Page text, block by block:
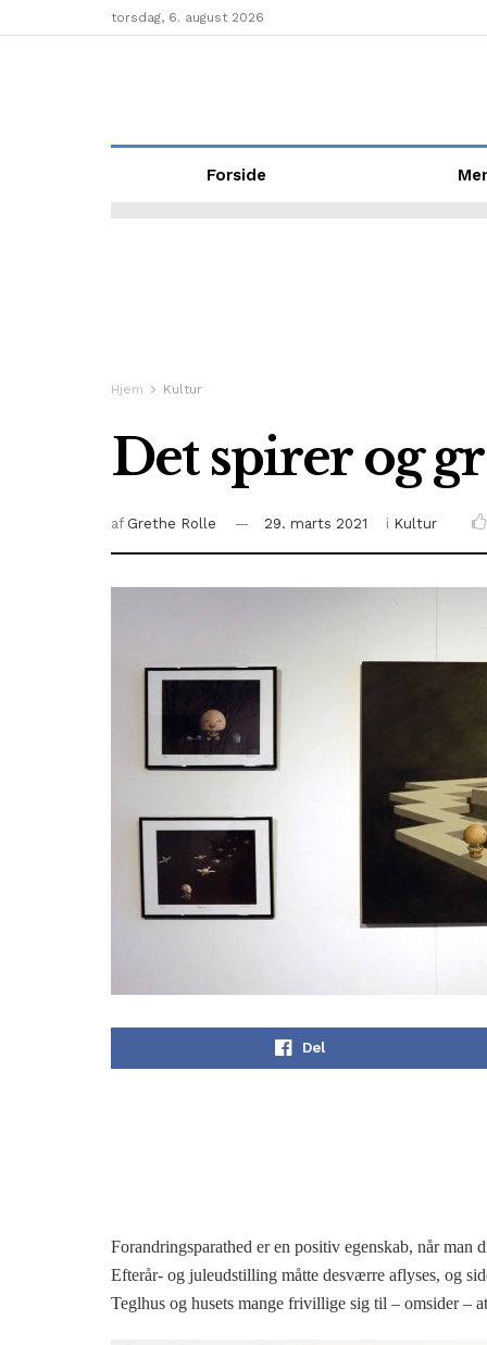
torsdag, 6. august 2026
Forside
Hjem Kultur
Det spirer og
af Grethe Rolle 29. marts 2021 i Kultur
Del
Forandringsparathed er en positiv egenskab, når
Efterår- og juleudstilling måtte desværre aflyses, og
Teglhus og husets mange frivillige sig til – omsider –